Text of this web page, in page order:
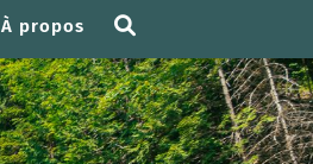
À propos